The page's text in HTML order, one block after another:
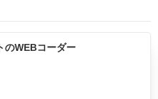
のWEBコーダー